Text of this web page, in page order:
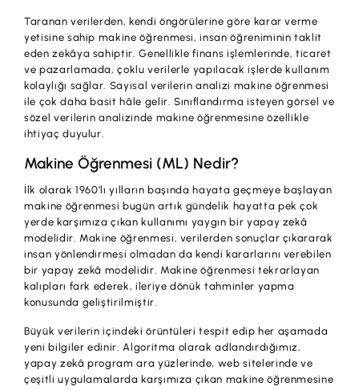
Sigorta ve Emeklilik
Sektörel Paketler
İş Birliklerimiz
Kampanyalar
Başvuru Yap
Taranan verilerden, kendi öngörülerine göre karar verme
yetisine sahip makine öğrenmesi, insan öğreniminin taklit
eden zekâya sahiptir. Genellikle finans işlemlerinde, ticaret
ve pazarlamada, çoklu verilerle yapılacak işlerde kullanım
kolaylığı sağlar. Sayısal verilerin analizi makine öğrenmesi
ile çok daha basit hâle gelir. Sınıflandırma isteyen görsel ve
sözel verilerin analizinde makine öğrenmesine özellikle
ihtiyaç duyulur.
Makine Öğrenmesi (ML) Nedir?
İlk olarak 1960’lı yılların başında hayata geçmeye başlayan
makine öğrenmesi bugün artık gündelik hayatta pek çok
yerde karşımıza çıkan kullanımı yaygın bir yapay zekâ
modelidir. Makine öğrenmesi, verilerden sonuçlar çıkararak
insan yönlendirmesi olmadan da kendi kararlarını verebilen
bir yapay zekâ modelidir. Makine öğrenmesi tekrarlayan
kalıpları fark ederek, ileriye dönük tahminler yapma
konusunda geliştirilmiştir.
Büyük verilerin içindeki örüntüleri tespit edip her aşamada
yeni bilgiler edinir. Algoritma olarak adlandırdığımız,
yapay zekâ program ara yüzlerinde, web sitelerinde ve
çeşitli uygulamalarda karşımıza çıkan makine öğrenmesine